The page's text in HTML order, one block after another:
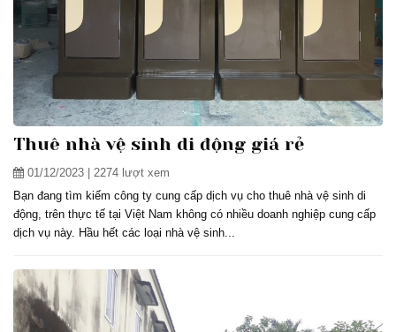
Thuê nhà vệ sinh di động giá rẻ
01/12/2023 | 2274 lượt xem
Bạn đang tìm kiếm công ty cung cấp dịch vụ cho thuê nhà vệ sinh di
động, trên thực tế tại Việt Nam không có nhiều doanh nghiệp cung cấp
dịch vụ này. Hầu hết các loại nhà vệ sinh...